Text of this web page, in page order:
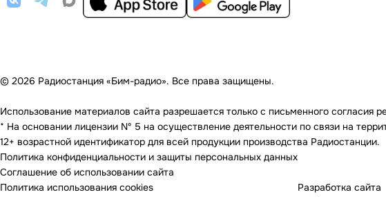
© 2026 Радиостанция «Бим-радио». Все права защищены.
Использование материалов сайта разрешается только с письменного согласия
* На основании лицензии Nº 5 на осуществление деятельности по связи на
12+ возрастной идентификатор для всей продукции производства Радиостанции.
Политика конфиденциальности и защиты персональных данных
Соглашение об использовании сайта
Политика использования cookies
Разработка сайта